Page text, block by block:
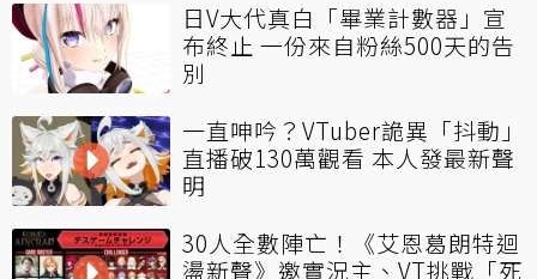
日V大代真白「畢業計數器」宣
布終止 一份來自粉絲500天的告
別
一直呻吟？VTuber詭異「抖動」
直播破130萬觀看 本人發最新聲
明
30人全數陣亡！《艾恩葛朗特迴
盪新聲》邀實況主、VT挑戰「死